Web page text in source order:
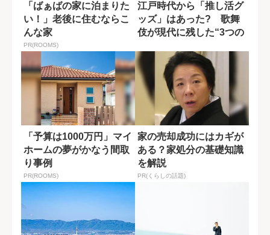
「ばぁばの家に泊まりた
い！」老後に住むならこ
んな家
PR(ROOMS)
江戸時代から「推し活グ
ッズ」はあった? 歌舞
伎が現代に残した“3つの
「予算は1000万円」マイ
ホームの夢がかなう間取
り事例
PR(ROOMS)
家の売却成功にはカギが
ある？家処分の基礎知識
を解説
PR(くらしの話題)